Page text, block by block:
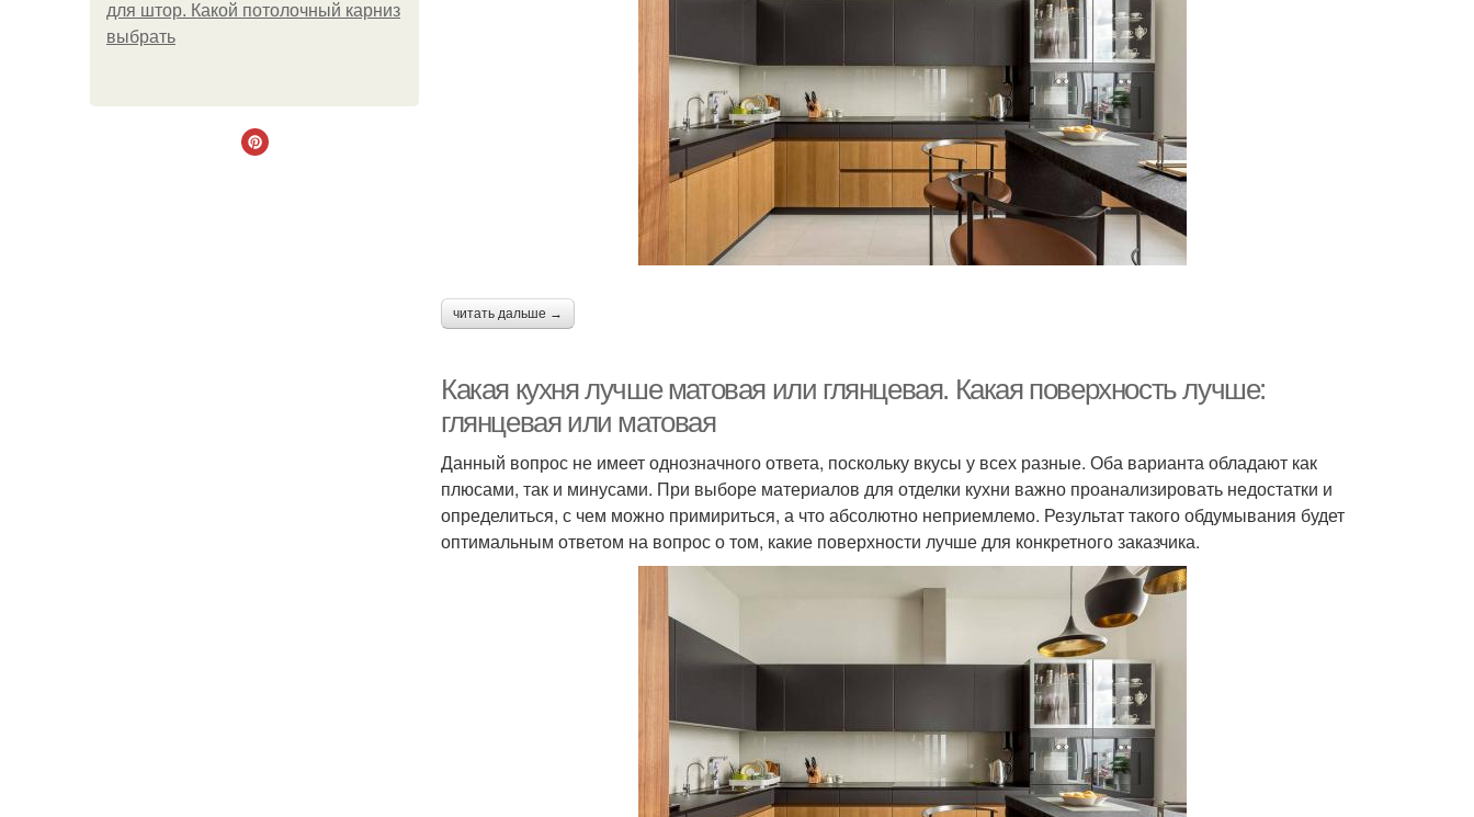
для штор. Какой потолочный карниз
выбрать
читать дальше →
Какая кухня лучше матовая или глянцевая. Какая поверхность лучше:
глянцевая или матовая
Данный вопрос не имеет однозначного ответа, поскольку вкусы у всех разные. Оба варианта обладают как
плюсами, так и минусами. При выборе материалов для отделки кухни важно проанализировать недостатки и
определиться, с чем можно примириться, а что абсолютно неприемлемо. Результат такого обдумывания будет
оптимальным ответом на вопрос о том, какие поверхности лучше для конкретного заказчика.